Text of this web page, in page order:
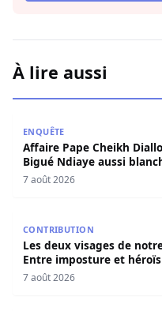
À lire aussi
ENQUÊTE
Affaire Pape Cheikh
Bigué Ndiaye aussi
7 août 2026
CONTRIBUTION
Les deux visages de
Entre imposture et
Seydi)
7 août 2026